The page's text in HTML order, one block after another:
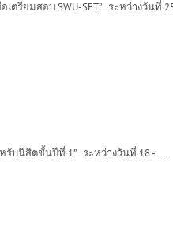
สอบ SWU-SET” ระหว่างวันที่ 25
นิสิตชั้นปีที่ 1” ระหว่างวันที่ 18 - ...